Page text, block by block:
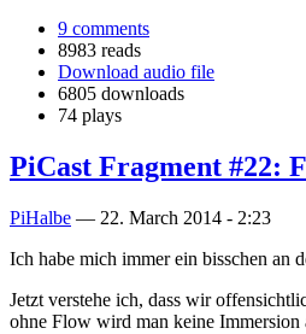
9 comments
8983 reads
Download audio file
6805 downloads
74 plays
PiCast Fragment #22:
PiHalbe — 22. March 2014 - 2:23
Ich habe mich immer ein bisschen an
Jetzt verstehe ich, dass wir
ohne Flow wird man keine Immersion